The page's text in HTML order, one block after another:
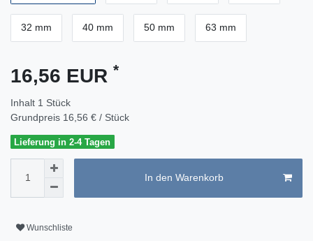
32 mm 40 mm 50 mm 63 mm
16,56 EUR *
Inhalt 1 Stück
Grundpreis 16,56 € / Stück
Lieferung in 2-4 Tagen
In den Warenkorb
Wunschliste